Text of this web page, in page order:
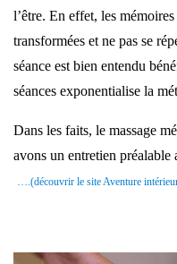
l’être. En effet, les
transformées et ne pas se
séance est bien entendu
séances exponentialise la
Dans les faits, le massage
avons un entretien préalable
….(découvrir le site Aventure